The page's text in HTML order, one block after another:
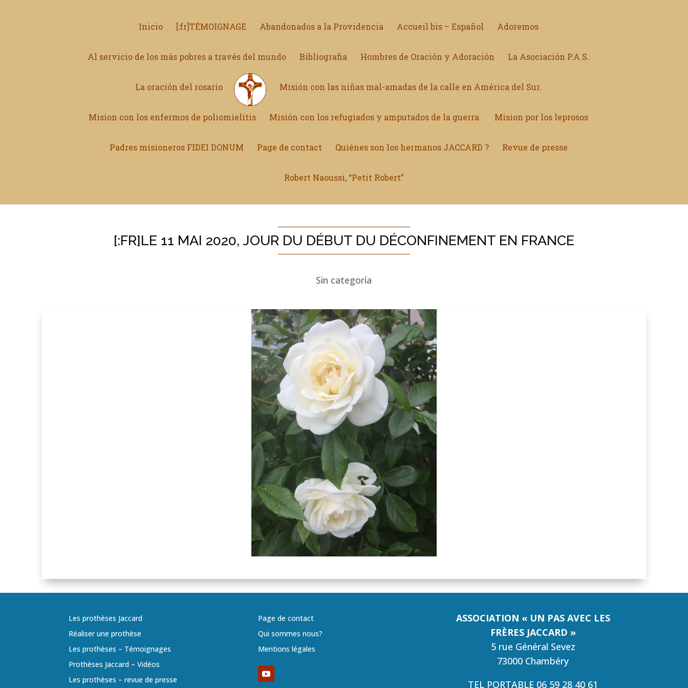
Inicio [:fr]TÉMOIGNAGE Abandonados a la Providencia Accueil bis – Español Adoremos
Al servicio de los más pobres a través del mundo Bibliografia Hombres de Oración y Adoración La Asociación P.A.S.
La oración del rosario Misión con las niñas mal-amadas de la calle en América del Sur.
Mision con los enfermos de poliomielitis Misión con los refugiados y amputados de la guerra. Mision por los leprosos
Padres misioneros FIDEI DONUM Page de contact Quiénes son los hermanos JACCARD ? Revue de presse
Robert Naoussi, “Petit Robert”
[:FR]LE 11 MAI 2020, JOUR DU DÉBUT DU DÉCONFINEMENT EN FRANCE
Sin categoría
Les prothèses Jaccard
Réaliser une prothèse
Les prothèses – Témoignages
Prothèses Jaccard – Vidéos
Les prothèses – revue de presse
Page de contact
Qui sommes nous?
Mentions légales
ASSOCIATION « UN PAS AVEC LES
FRÈRES JACCARD »
5 rue Général Sevez
73000 Chambéry
TEL PORTABLE 06 59 28 40 61